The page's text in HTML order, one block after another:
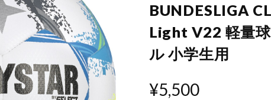
BUNDESLIGA
Light V22 軽量
ル 小学生用
¥5,500